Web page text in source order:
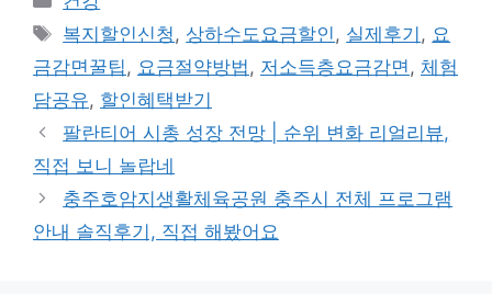
테
리
태
그
복지할인신청, 상하수도요금할인, 실제후기 , 요
금감면꿀팁, 요금절약방법, 저소득층요금감면, 체험
담공유, 할인혜택받기
팔란티어 시총 성장 전망 | 순위 변화 리얼리뷰,
직접 보니 놀랍네
충주호암지생활체육공원 충주시 전체 프로그램
안내 솔직후기, 직접 해봤어요